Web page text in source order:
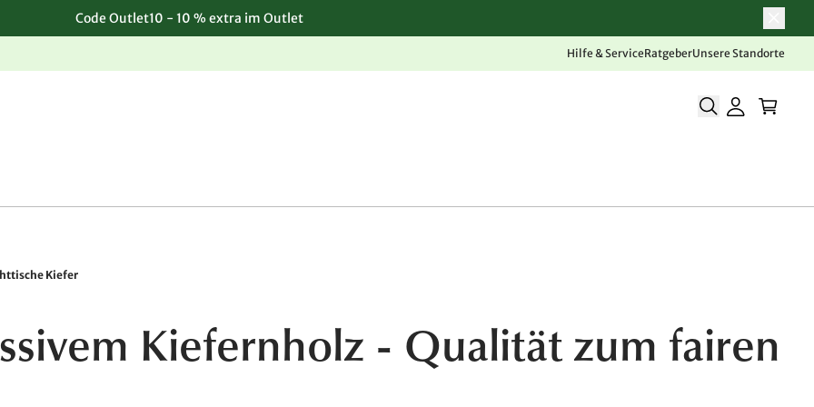
Code Outlet10 - 10 % extra im Outlet
Hilfe & ServiceRatgeberUnsere Standorte
Kiefer
Kiefernholz - Qualität zum fairen